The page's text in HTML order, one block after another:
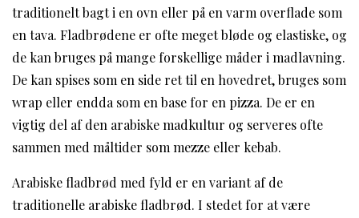
traditionelt bagt i en ovn eller på en varm overflade som
en tava. Fladbrødene er ofte meget bløde og elastiske, og
de kan bruges på mange forskellige måder i madlavning.
De kan spises som en side ret til en hovedret, bruges som
wrap eller endda som en base for en pizza. De er en
vigtig del af den arabiske madkultur og serveres ofte
sammen med måltider som mezze eller kebab.
Arabiske fladbrød med fyld er en variant af de
traditionelle arabiske fladbrød. I stedet for at være